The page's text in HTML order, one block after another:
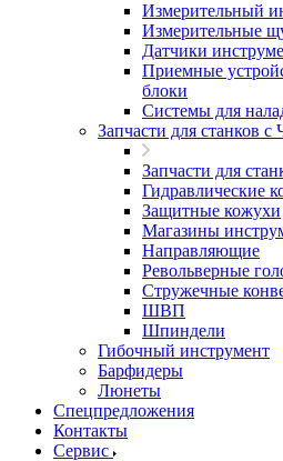
Измерительный
Измерительные
Датчики
Приемные
блоки
Системы для
Запчасти для станков
Запчасти для
Гидравлические
Защитные кожухи
Магазины
Направляющие
Револьверные
Стружечные
ШВП
Шпиндели
Гибочный инструмент
Барфидеры
Люнеты
Спецпредложения
Контакты
Сервис